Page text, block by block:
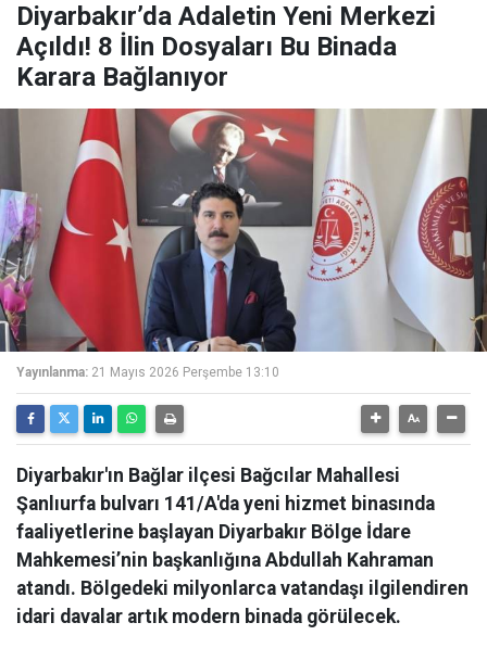
Diyarbakır’da Adaletin Yeni Merkezi
Açıldı! 8 İlin Dosyaları Bu Binada
Karara Bağlanıyor
Yayınlanma: 21 Mayıs 2026 Perşembe 13:10
Diyarbakır'ın Bağlar ilçesi Bağcılar Mahallesi
Şanlıurfa bulvarı 141/A'da yeni hizmet binasında
faaliyetlerine başlayan Diyarbakır Bölge İdare
Mahkemesi’nin başkanlığına Abdullah Kahraman
atandı. Bölgedeki milyonlarca vatandaşı ilgilendiren
idari davalar artık modern binada görülecek.